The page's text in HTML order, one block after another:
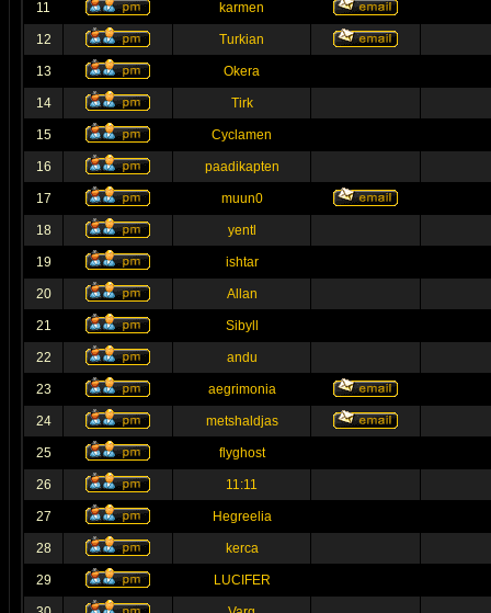
11 karmen
12 Turkian
13 Okera
14 Tirk
15 Cyclamen
16 paadikapten
17 muun0
18 yentl
19 ishtar
20 Allan
21 Sibyll
22 andu
23 aegrimonia
24 metshaldjas
25 flyghost
26 11:11
27 Hegreelia
28 kerca
29 LUCIFER